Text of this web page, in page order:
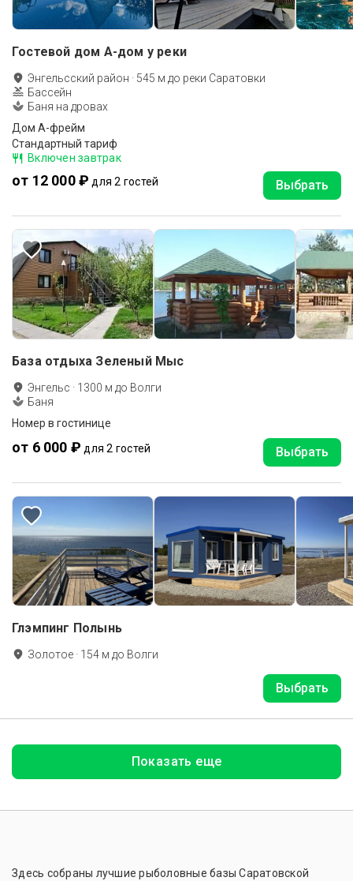
Гостевой дом А-дом у реки
Энгельсский район · 545 м до реки Саратовки
Бассейн
Баня на дровах
Дом А-фрейм
Стандартный тариф
Включен завтрак
от 12 000 ₽ для 2 гостей Выбрать
База отдыха Зеленый Мыс
Энгельс · 1300 м до Волги
Баня
Номер в гостинице
от 6 000 ₽ для 2 гостей Выбрать
Глэмпинг Полынь
Золотое · 154 м до Волги
Выбрать
Показать еще
Здесь собраны лучшие рыболовные базы Саратовской